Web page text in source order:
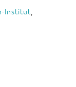
Institut,